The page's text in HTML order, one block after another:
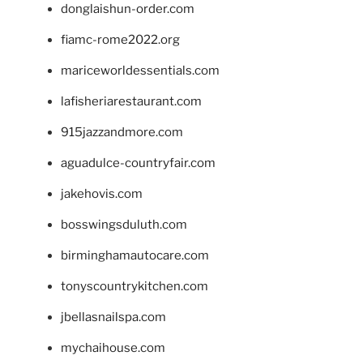
donglaishun-order.com
fiamc-rome2022.org
mariceworldessentials.com
lafisheriarestaurant.com
915jazzandmore.com
aguadulce-countryfair.com
jakehovis.com
bosswingsduluth.com
birminghamautocare.com
tonyscountrykitchen.com
jbellasnailspa.com
mychaihouse.com